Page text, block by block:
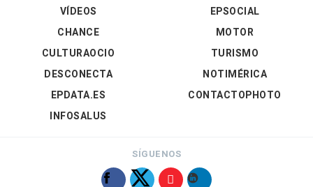
VÍDEOS
EPSOCIAL
CHANCE
CULTURAOCIO
DESCONECTA
EPDATA.ES
INFOSALUS
MOTOR
TURISMO
NOTIMÉRICA
CONTACTOPHOTO
SÍGUENOS